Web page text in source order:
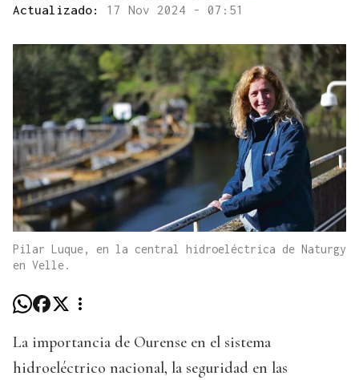
Actualizado: 17 Nov 2024 - 07:51
Pilar Luque, en la central hidroeléctrica de Naturgy
en Velle.
La importancia de Ourense en el sistema
hidroeléctrico nacional, la seguridad en las